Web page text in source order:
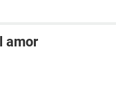
amor